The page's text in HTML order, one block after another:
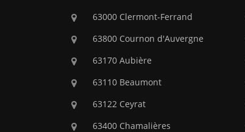
63000 Clermont-Ferrand
63800 Cournon d'Auvergne
63170 Aubière
63110 Beaumont
63122 Ceyrat
63400 Chamalières